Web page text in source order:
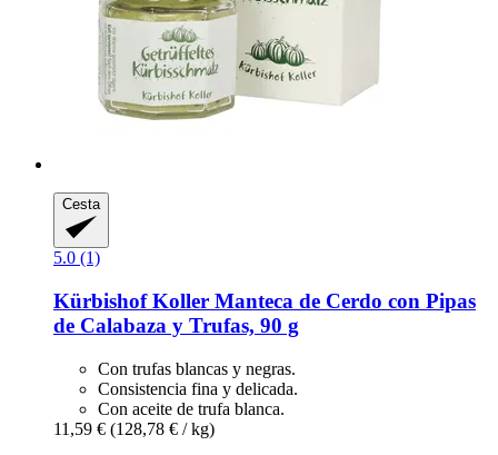
Cesta
5.0 (1)
Kürbishof Koller Manteca de Cerdo con Pipas
de Calabaza y Trufas, 90 g
Con trufas blancas y negras.
Consistencia fina y delicada.
Con aceite de trufa blanca.
11,59 € (128,78 € / kg)